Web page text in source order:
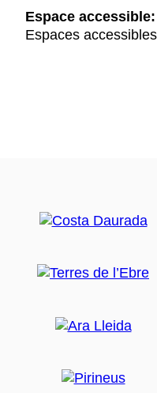
Espace accessible:
Espaces accessibles